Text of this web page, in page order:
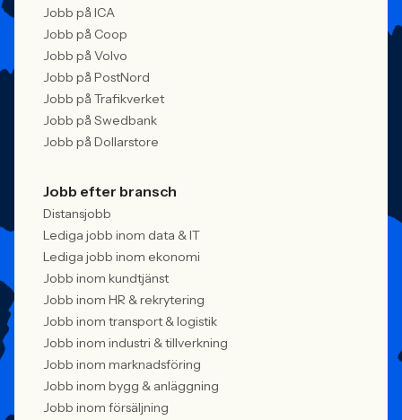
Jobb på ICA
Jobb på Coop
Jobb på Volvo
Jobb på PostNord
Jobb på Trafikverket
Jobb på Swedbank
Jobb på Dollarstore
Jobb efter bransch
Distansjobb
Lediga jobb inom data & IT
Lediga jobb inom ekonomi
Jobb inom kundtjänst
Jobb inom HR & rekrytering
Jobb inom transport & logistik
Jobb inom industri & tillverkning
Jobb inom marknadsföring
Jobb inom bygg & anläggning
Jobb inom försäljning